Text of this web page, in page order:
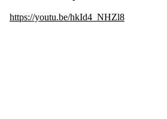
https://youtu.be/hkId4_NHZl8